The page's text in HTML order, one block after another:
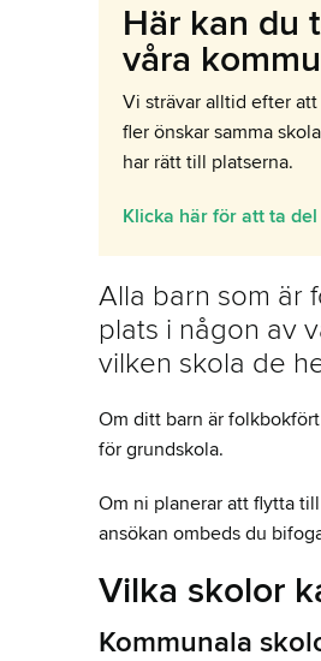
FAVORIT
Här kan du
våra
Vi strävar alltid efter
fler önskar samma
har rätt till platserna.
Klicka här för att ta
Alla barn som är
plats i någon av
vilken skola de
Om ditt barn är
för grundskola.
Om ni planerar att flytta
ansökan ombeds du
Vilka skolor
Kommunala